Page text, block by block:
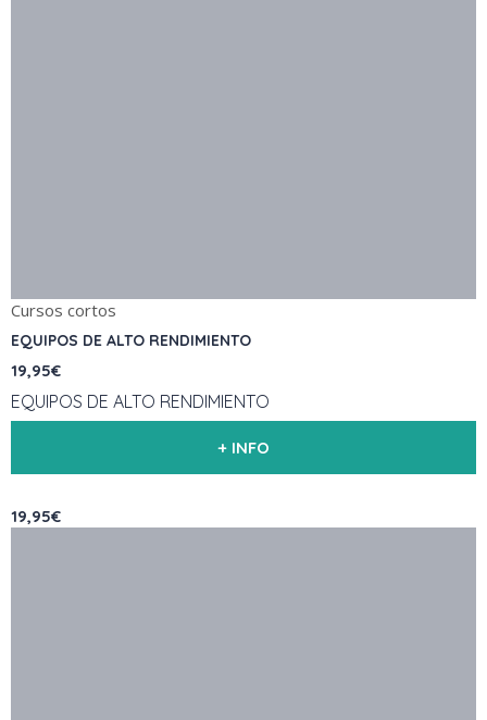
Cursos cortos
EQUIPOS DE ALTO RENDIMIENTO
19,95€
EQUIPOS DE ALTO RENDIMIENTO
+ INFO
19,95€